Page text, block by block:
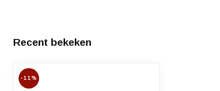
Recent bekeken
-11%